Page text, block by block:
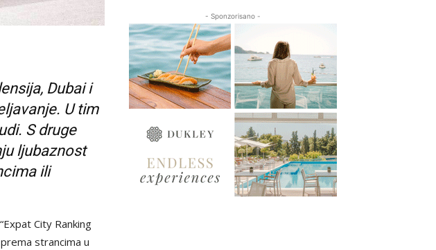
Dubai i
U tim
S druge
ljubaznost
ili
City Ranking
strancima u
- Sponzorisano -